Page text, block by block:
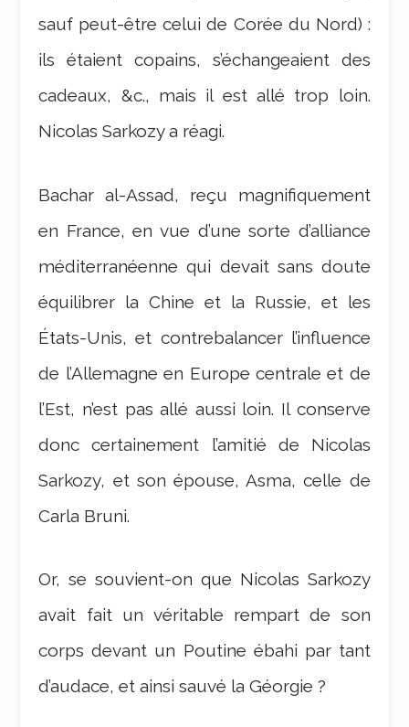
sauf peut-être celui de Corée du Nord) :
ils étaient copains, s’échangeaient des
cadeaux, &c., mais il est allé trop loin.
Nicolas Sarkozy a réagi.
Bachar al-Assad, reçu magnifiquement
en France, en vue d’une sorte d’alliance
méditerranéenne qui devait sans doute
équilibrer la Chine et la Russie, et les
États-Unis, et contrebalancer l’influence
de l’Allemagne en Europe centrale et de
l’Est, n’est pas allé aussi loin. Il conserve
donc certainement l’amitié de Nicolas
Sarkozy, et son épouse, Asma, celle de
Carla Bruni.
Or, se souvient-on que Nicolas Sarkozy
avait fait un véritable rempart de son
corps devant un Poutine ébahi par tant
d’audace, et ainsi sauvé la Géorgie ?